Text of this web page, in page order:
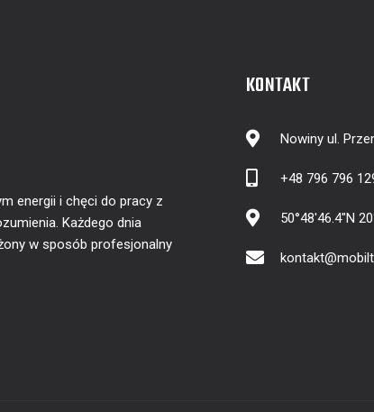
energii i chęci do pracy z
Każdego dnia
w sposób profesjonalny
KONTAKT
Nowiny ul.
+48 796 796
50°48'46.4"N